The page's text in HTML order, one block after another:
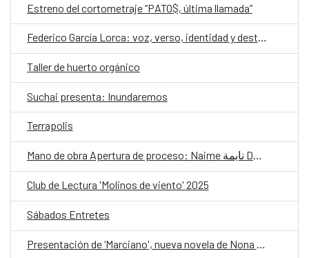
Estreno del cortometraje “PATO$, última llamada”
Federico García Lorca: voz, verso, identidad y destino CLÍNICA 2
Taller de huerto orgánico
Suchai presenta: Inundaremos
Terrapolis
Mano de obra Apertura de proceso: Naime نايمة Danzar una lengua olvidada
Club de Lectura 'Molinos de viento' 2025
Sábados Entretes